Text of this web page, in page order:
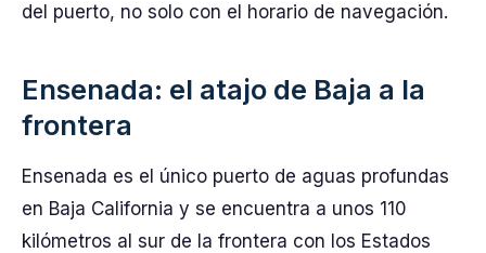
del puerto, no solo con el horario de navegación.
Ensenada: el atajo de Baja a la
frontera
Ensenada es el único puerto de aguas profundas
en Baja California y se encuentra a unos 110
kilómetros al sur de la frontera con los Estados